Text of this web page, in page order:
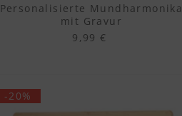
Personalisierte Mundharmonika
mit Gravur
9,99 €
-20%